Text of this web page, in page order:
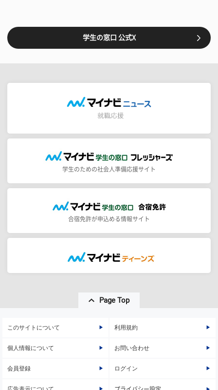
学生の窓口 公式X
学生のための社会人準備応援サイト
合宿免許が申込める情報サイト
Page Top
このサイトについて 利用規約
個人情報について お問い合わせ
会員登録 ログイン